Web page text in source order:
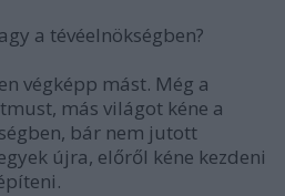
a tévéelnökségben?
végképp mást. Még a
más világot kéne a
bár nem jutott
újra, előről kéne kezdeni